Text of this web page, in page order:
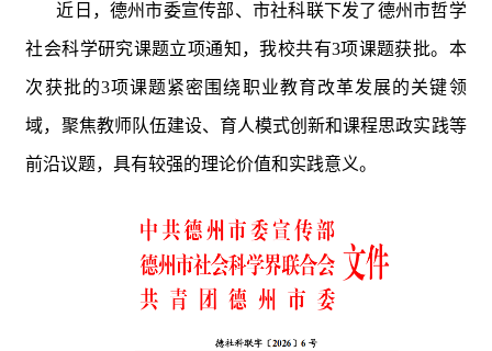
近日， 德州市委宣传部、市社科联下发了德州市哲学
社会科学研究课题立项通知 ，我校共有3项课题获批。本
次获批的3项课题紧密围绕职业教育改革发展的关键领
域，聚焦教师队伍建设、育人模式创新和课程思政实践等
前沿议题，具有较强的理论价值和实践意义。